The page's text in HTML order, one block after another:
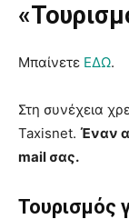
Μπαίνετε ΕΔΩ.
Στη συνέχεια
Taxisnet. Έναν
mail σας.
Τουρισμός